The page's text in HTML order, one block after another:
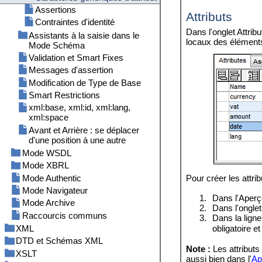
Édition dans le Mode Base de
données/Table
Modifier le Schéma
dans schémas
Fenêtre de sortie : Rechercher
dans XBRL
Fenêtre de sortie : Graphiques
Fenêtre de sortie : XULE
Menu Bar, Toolbars, Status Bar
Glisser-et-Déposer (XML)
Glisser-et-Déposer
(JSON/YAML)
Formules (XML)
Formules (JSON/YAML)
Filtres
Images
Graphiques
Menu contextuel
Paramètres du Mode Grille
Modèles de contenu ouverts
Assertions
Contraintes d'identité
Assistants à la saisie dans le
Mode Schéma
Composants
Détails
Facettes
Validation et Smart Fixes
Messages d'assertion
Modification de Type de Base
Smart Restrictions
xml:base, xml:id, xml:lang,
xml:space
Avant et Arrière : se déplacer
d'une position à une autre
Mode WSDL
Fenêtre principale
Assistant à la saisie Vue
d'ensemble
Assistant à la saisie Détails
Mode XBRL
Fenêtre principale : onglet
Éléments
Fenêtre principale : onglets
Définitions, Présentation, Calcul,
Formule, Table
Assistants à la saisie dans le
Mode XBRL
Paramètres du mode XBRL
Mode Authentic
Mode Navigateur
Mode Archive
Raccourcis communs
XML
Créer, ouvrir et enregistrer des
documents XML
DTD et Schémas XML
Gestionnaire de schéma
XSLT
Attributs
Dans l'onglet
locaux des
Pour créer les
1.
Dans
2.
Dans
3.
Dans la
obligatoire
Note : Les
aussi bien dans l'